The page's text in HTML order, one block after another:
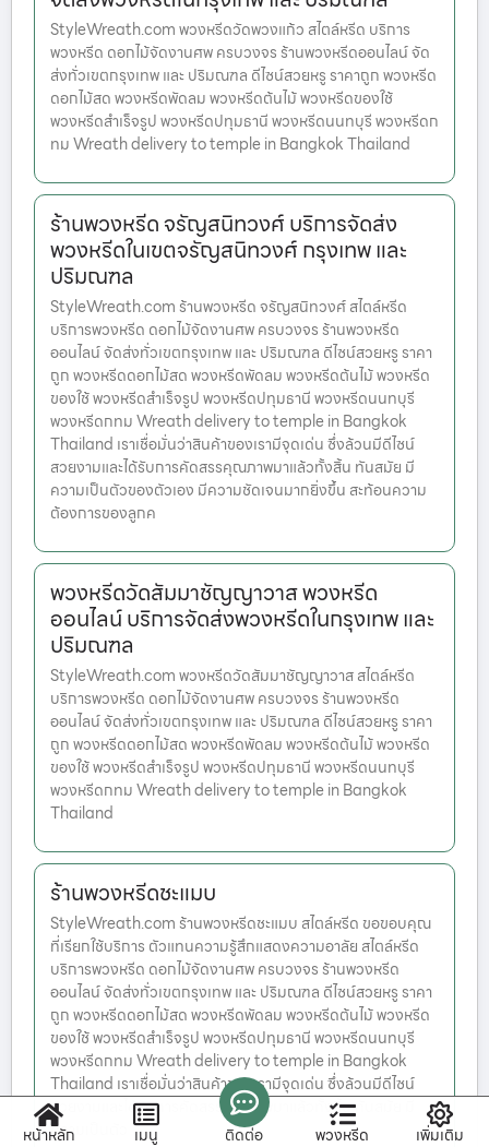
StyleWreath.com พวงหรีดวัดพวงแก้ว สไตล์หรีด บริการ
พวงหรีด ดอกไม้จัดงานศพ ครบวงจร ร้านพวงหรีดออนไลน์ จัด
ส่งทั่วเขตกรุงเทพ และ ปริมณฑล ดีไซน์สวยหรู ราคาถูก พวงหรีด
ดอกไม้สด พวงหรีดพัดลม พวงหรีดต้นไม้ พวงหรีดของใช้
พวงหรีดสำเร็จรูป พวงหรีดปทุมธานี พวงหรีดนนทบุรี พวงหรีดก
ทม Wreath delivery to temple in Bangkok Thailand
ร้านพวงหรีด จรัญสนิทวงศ์ บริการจัดส่ง
พวงหรีดในเขตจรัญสนิทวงศ์ กรุงเทพ และ
ปริมณฑล
StyleWreath.com ร้านพวงหรีด จรัญสนิทวงศ์ สไตล์หรีด
บริการพวงหรีด ดอกไม้จัดงานศพ ครบวงจร ร้านพวงหรีด
ออนไลน์ จัดส่งทั่วเขตกรุงเทพ และ ปริมณฑล ดีไซน์สวยหรู ราคา
ถูก พวงหรีดดอกไม้สด พวงหรีดพัดลม พวงหรีดต้นไม้ พวงหรีด
ของใช้ พวงหรีดสำเร็จรูป พวงหรีดปทุมธานี พวงหรีดนนทบุรี
พวงหรีดกทม Wreath delivery to temple in Bangkok
Thailand เราเชื่อมั่นว่าสินค้าของเรามีจุดเด่น ซึ่งล้วนมีดีไซน์
สวยงามและได้รับการคัดสรรคุณภาพมาแล้วทั้งสิ้น ทันสมัย มี
ความเป็นตัวของตัวเอง มีความชัดเจนมากยิ่งขึ้น สะท้อนความ
ต้องการของลูกค
พวงหรีดวัดสัมมาชัญญาวาส พวงหรีด
ออนไลน์ บริการจัดส่งพวงหรีดในกรุงเทพ และ
ปริมณฑล
StyleWreath.com พวงหรีดวัดสัมมาชัญญาวาส สไตล์หรีด
บริการพวงหรีด ดอกไม้จัดงานศพ ครบวงจร ร้านพวงหรีด
ออนไลน์ จัดส่งทั่วเขตกรุงเทพ และ ปริมณฑล ดีไซน์สวยหรู ราคา
ถูก พวงหรีดดอกไม้สด พวงหรีดพัดลม พวงหรีดต้นไม้ พวงหรีด
ของใช้ พวงหรีดสำเร็จรูป พวงหรีดปทุมธานี พวงหรีดนนทบุรี
พวงหรีดกทม Wreath delivery to temple in Bangkok
Thailand
ร้านพวงหรีดชะแมบ
StyleWreath.com ร้านพวงหรีดชะแมบ สไตล์หรีด ขอขอบคุณ
ที่เรียกใช้บริการ ตัวแทนความรู้สึกแสดงความอาลัย สไตล์หรีด
บริการพวงหรีด ดอกไม้จัดงานศพ ครบวงจร ร้านพวงหรีด
ออนไลน์ จัดส่งทั่วเขตกรุงเทพ และ ปริมณฑล ดีไซน์สวยหรู ราคา
ถูก พวงหรีดดอกไม้สด พวงหรีดพัดลม พวงหรีดต้นไม้ พวงหรีด
ของใช้ พวงหรีดสำเร็จรูป พวงหรีดปทุมธานี พวงหรีดนนทบุรี
พวงหรีดกทม Wreath delivery to temple in Bangkok
Thailand เราเชื่อมั่นว่าสินค้าของเรามีจุดเด่น ซึ่งล้วนมีดีไซน์
สวยงามและได้รับการคัดสรรคุณภาพมาแล้วทั้งสิ้น ทันสมัย มี
ความเป็นตัว
หน้าหลัก เมนู ติดต่อ พวงหรีด เพิ่มเติม